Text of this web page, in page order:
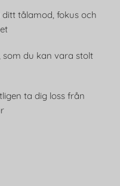
tålamod, fokus och
du kan vara stolt
ta dig loss från